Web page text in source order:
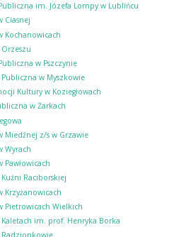
im. Józefa Lompy w Lublińcu
Ciasnej
Kochanowicach
w Pszczynie
w Myszkowie
Kultury w Koziegłowach
w Żarkach
z/s w Grzawie
Wyrach
Raciborskiej
Pietrowicach Wielkich
im. prof. Henryka Borka